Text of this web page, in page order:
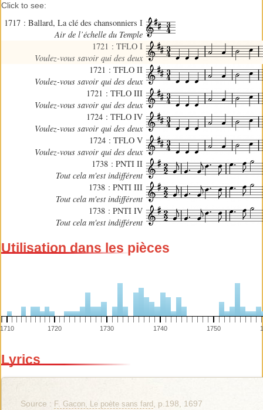
Click to see:
1717 : Ballard, La clé des chansonniers I
Air de l’échelle du Temple
1721 : TFLO I
Voulez-vous savoir qui des deux
1721 : TFLO II
Voulez-vous savoir qui des deux
1721 : TFLO III
Voulez-vous savoir qui des deux
1724 : TFLO IV
Voulez-vous savoir qui des deux
1724 : TFLO V
Voulez-vous savoir qui des deux
1738 : PNTI II
Tout cela m'est indifférent
1738 : PNTI III
Tout cela m'est indifférent
1738 : PNTI IV
Tout cela m'est indifférent
Utilisation dans les pièces
1710 1720 1730 1740 1750
Lyrics
Source : F. Gacon, Le poète sans fard , p.198, 1697